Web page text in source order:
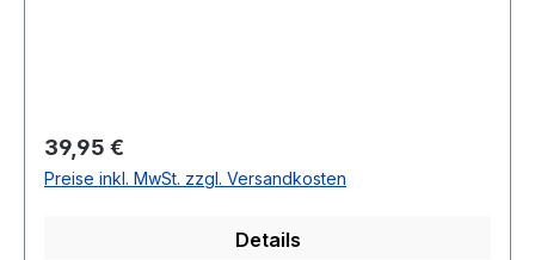
Regulärer Preis:
39,95 €
Preise inkl. MwSt. zzgl. Versandkosten
Details